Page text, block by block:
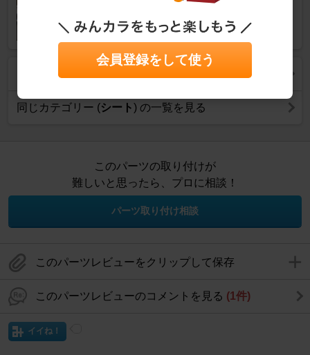
同じ商品の一覧を見る
同じカテゴリー (シート) の一覧を見る
このパーツの取り付けが
難しいと思ったら、プロに相談！
パーツ取り付け相談
このパーツレビューをクリップして保存
このパーツレビューのコメントを見る (1件)
イイね！
会員登録をして使う